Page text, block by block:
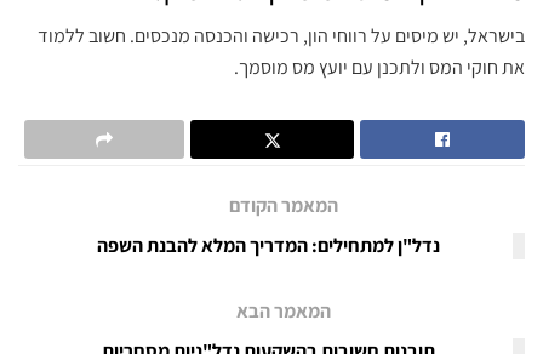
בישראל, יש מיסים על רווחי הון, רכישה והכנסה מנכסים. חשוב ללמוד
את חוקי המס ולתכנן עם יועץ מס מוסמך.
המאמר הקודם
נדל"ן למתחילים: המדריך המלא להבנת השפה
המאמר הבא